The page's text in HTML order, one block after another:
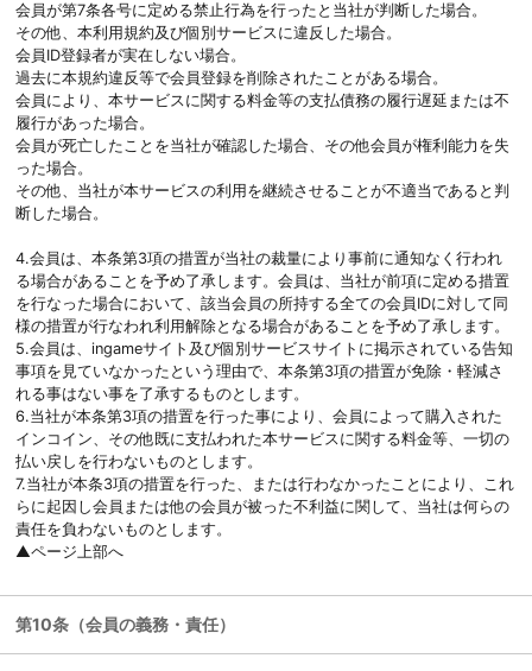
会員が第7条各号に定める禁止行為を行ったと当社が判断した場合。
その他、本利用規約及び個別サービスに違反した場合。
会員ID登録者が実在しない場合。
過去に本規約違反等で会員登録を削除されたことがある場合。
会員により、本サービスに関する料金等の支払債務の履行遅延または不
履行があった場合。
会員が死亡したことを当社が確認した場合、その他会員が権利能力を失
った場合。
その他、当社が本サービスの利用を継続させることが不適当であると判
断した場合。
4.会員は、本条第3項の措置が当社の裁量により事前に通知なく行われ
る場合があることを予め了承します。会員は、当社が前項に定める措置
を行なった場合において、該当会員の所持する全ての会員IDに対して同
様の措置が行なわれ利用解除となる場合があることを予め了承します。
5.会員は、ingameサイト及び個別サービスサイトに掲示されている告知
事項を見ていなかったという理由で、本条第3項の措置が免除・軽減さ
れる事はない事を了承するものとします。
6.当社が本条第3項の措置を行った事により、会員によって購入された
インコイン、その他既に支払われた本サービスに関する料金等、一切の
払い戻しを行わないものとします。
7.当社が本条3項の措置を行った、または行わなかったことにより、これ
らに起因し会員または他の会員が被った不利益に関して、当社は何らの
責任を負わないものとします。
▲ページ上部へ
第10条（会員の義務・責任）